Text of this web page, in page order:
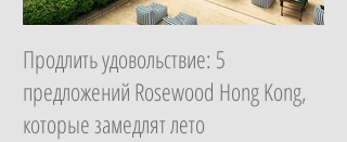
Продлить удовольствие: 5
предложений Rosewood Hong Kong,
которые замедлят лето